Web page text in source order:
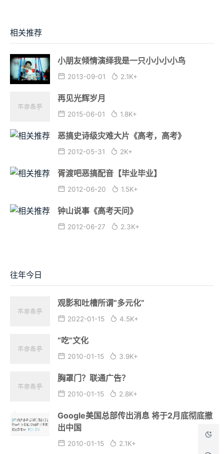
相关推荐
小朋友倾情演绎我是一只小小小小鸟
2013-09-01 2.1K+
再见光辉岁月
2015-06-01 1.8K+
恶搞史诗级灾难大片《高考，高考》
2012-05-31 2K+
胥渡吧恶搞配音【毕业毕业】
2012-06-20 1.5K+
钟山说事《高考天问》
2012-06-27 2.3K+
往年今日
观影和吐槽所谓“多元化”
2022-01-15 4.5K+
“吃”文化
2010-01-15 3.9K+
胸罩门？联通广告？
2010-01-15 2.8K+
Google美国总部传出消息 将于2月底彻底撤
出中国
2010-01-15 2.1K+